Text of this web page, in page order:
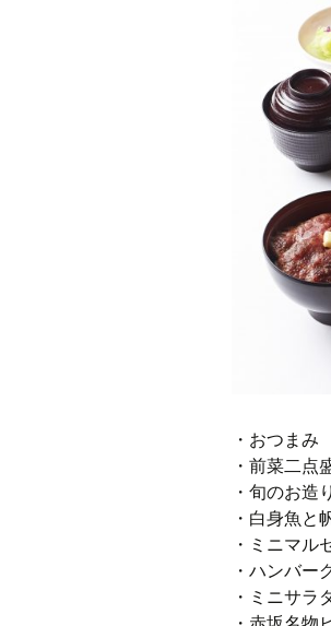
・おつまみ
・前菜二点
・旬のお造り
・白身魚と
・ミニマル
・ハンバー
・ミニサラ